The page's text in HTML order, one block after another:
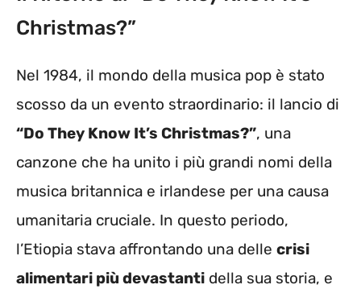
Christmas?”
Nel 1984, il mondo della musica pop è stato
scosso da un evento straordinario: il lancio di
“Do They Know It’s Christmas?”, una
canzone che ha unito i più grandi nomi della
musica britannica e irlandese per una causa
umanitaria cruciale. In questo periodo,
l’Etiopia stava affrontando una delle crisi
alimentari più devastanti della sua storia, e